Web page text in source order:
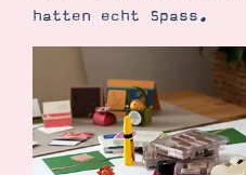
Angebote
hatten echt Spass.